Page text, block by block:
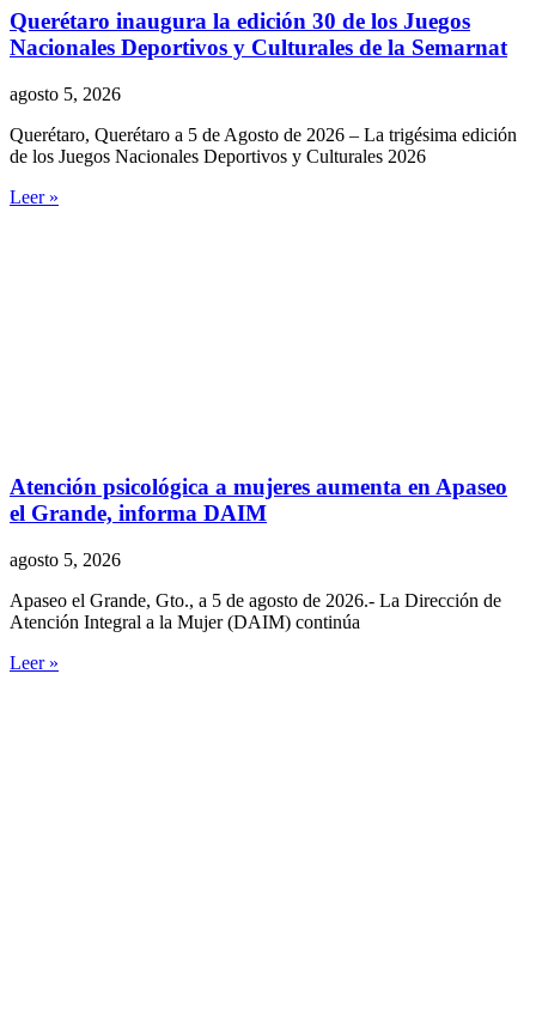
Querétaro inaugura la edición 30 de los Juegos
Nacionales Deportivos y Culturales de la Semarnat
agosto 5, 2026
Querétaro, Querétaro a 5 de Agosto de 2026 – La trigésima edición
de los Juegos Nacionales Deportivos y Culturales 2026
Leer »
Atención psicológica a mujeres aumenta en Apaseo
el Grande, informa DAIM
agosto 5, 2026
Apaseo el Grande, Gto., a 5 de agosto de 2026.- La Dirección de
Atención Integral a la Mujer (DAIM) continúa
Leer »